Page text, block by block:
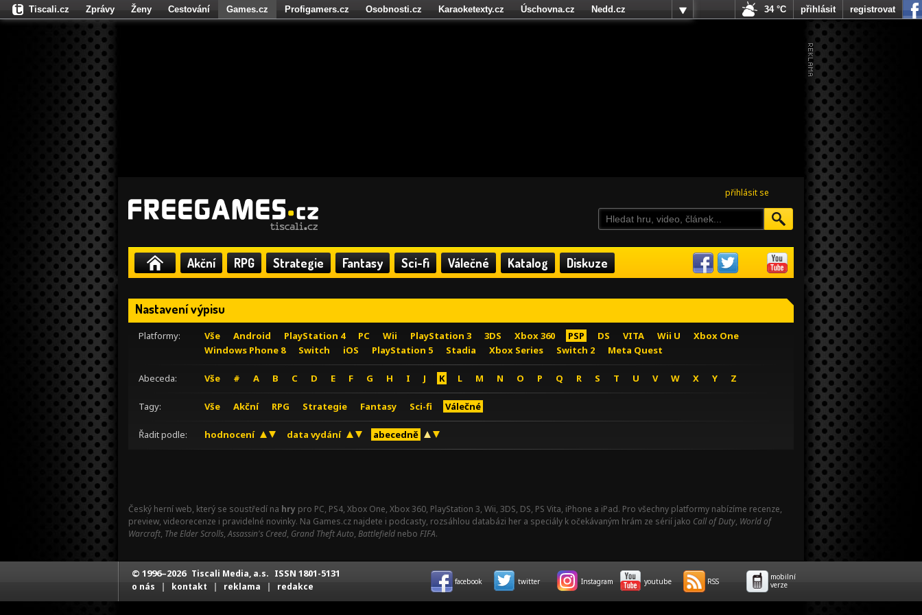
přihlásit se
Akční RPG Strategie Fantasy Sci-fi Válečné Katalog Diskuze
Nastavení výpisu
Platformy: Vše Android PlayStation 4 PC Wii PlayStation 3 3DS Xbox 360 PSP DS VITA Wii U
Xbox One
Windows Phone 8
Switch iOS PlayStation 5 Stadia Xbox Series Switch 2 Meta Quest
Abeceda: Vše # A B C D E F G H I J K L M N O P Q R S T U V W X Y Z
Tagy: Vše Akční RPG Strategie Fantasy Sci-fi Válečné
Řadit podle: hodnocení data vydání abecedně
Český herní web, který se soustředí na hry pro PC, PS4, Xbox One, Xbox 360, PlayStation 3, Wii, 3DS, DS, PS Vita, iPhone a iPad. Pro všechny platformy nabízíme recenze,
preview, videorecenze i pravidelné novinky. Na Games.cz najdete i podcasty, rozsáhlou databázi her a speciály k očekávaným hrám ze sérií jako Call of Duty, World of
Warcraft, The Elder Scrolls,Assassin's Creed, Grand Theft Auto, Battlefield nebo FIFA.
Tiscali.cz Zprávy Ženy Cestování Games.cz Profigamers.cz Osobnosti.cz Karaoketexty.cz Úschovna.cz
Nedd.cz
Fights.cz
34 °C přihlásit registrovat
© 1996–2026 Tiscali Media, a.s. ISSN 1801-5131
o nás | kontakt | reklama | redakce facebook twitter Instagram youtube RSS
mobilní
verze